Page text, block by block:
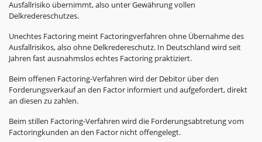
Ausfallrisiko übernimmt, also unter Gewährung vollen
Delkredereschutzes.
Unechtes Factoring meint Factoringverfahren ohne Übernahme des
Ausfallrisikos, also ohne Delkredereschutz. In Deutschland wird seit
Jahren fast ausnahmslos echtes Factoring praktiziert.
Beim offenen Factoring-Verfahren wird der Debitor über den
Forderungsverkauf an den Factor informiert und aufgefordert, direkt
an diesen zu zahlen.
Beim stillen Factoring-Verfahren wird die Forderungsabtretung vom
Factoringkunden an den Factor nicht offengelegt.